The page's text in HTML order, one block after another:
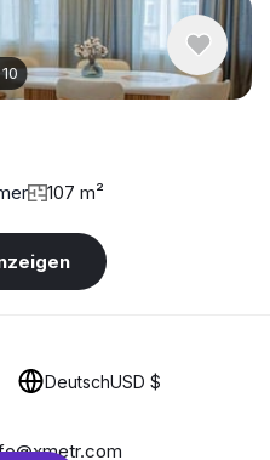
10
107 m²
DeutschUSD $